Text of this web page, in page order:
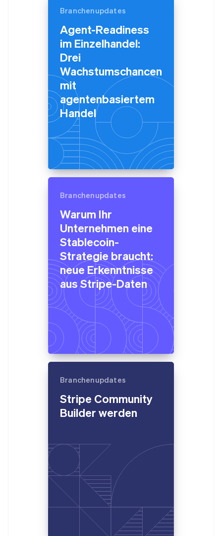
Branchenupdates
Agent-Readiness
im Einzelhandel:
Drei
Wachstumschancen
mit
agentenbasiertem
Handel
Branchenupdates
Warum Ihr
Unternehmen eine
Stablecoin-
Strategie braucht:
neue Erkenntnisse
aus Stripe-Daten
Branchenupdates
Stripe Community
Builder werden